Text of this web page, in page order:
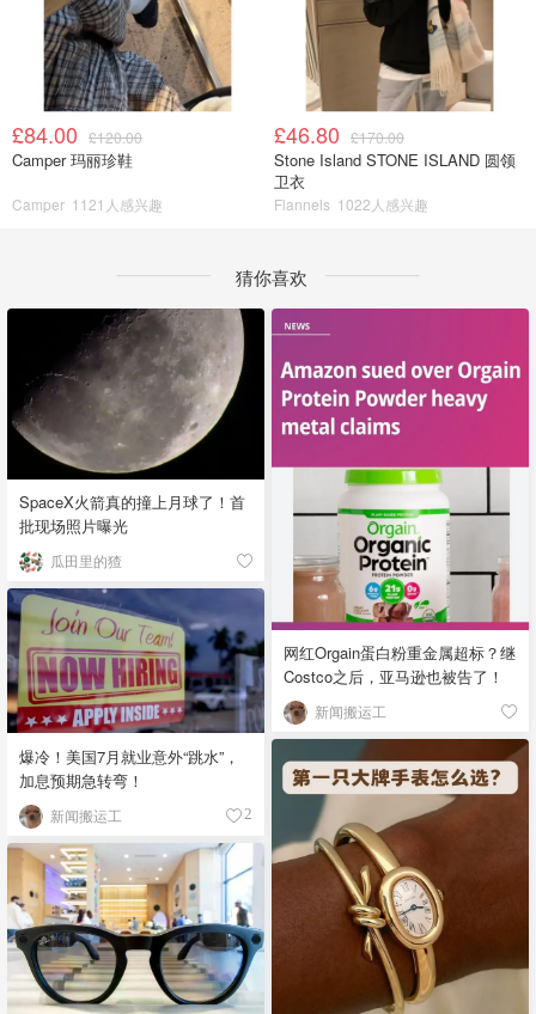
£84.00 £120.00
Camper 玛丽珍鞋
Camper 1121人感兴趣
£46.80 £170.00
Stone Island STONE ISLAND 圆领
卫衣
Flannels 1022人感兴趣
猜你喜欢
SpaceX火箭真的撞上月球了！首
批现场照片曝光
瓜田里的猹
网红Orgain蛋白粉重金属超标？继
Costco之后，亚马逊也被告了！
新闻搬运工
爆冷！美国7月就业意外“跳水”，
加息预期急转弯！
新闻搬运工 2